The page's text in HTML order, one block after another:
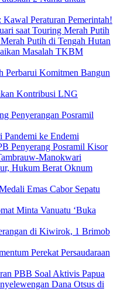
Peraturan Pemerintah!
saat Touring Merah Putih
Putih di Tengah Hutan
Masalah TKBM
Perbarui Komitmen Bangun
Kontribusi LNG
Penyerangan Posramil
Pandemi ke Endemi
Penyerang Posramil Kisor
Manokwari
Hukum Berat Oknum
Emas Cabor Sepatu
Minta Vanuatu ‘Buka
di Kiwirok, 1 Brimob
Perekat Persaudaraan
PBB Soal Aktivis Papua
Dana Otsus di